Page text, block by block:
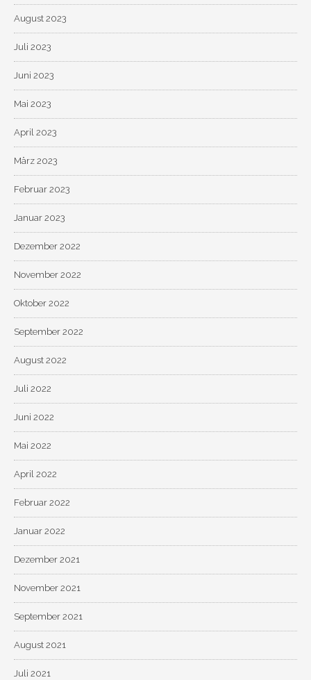
August 2023
Juli 2023
Juni 2023
Mai 2023
April 2023
März 2023
Februar 2023
Januar 2023
Dezember 2022
November 2022
Oktober 2022
September 2022
August 2022
Juli 2022
Juni 2022
Mai 2022
April 2022
Februar 2022
Januar 2022
Dezember 2021
November 2021
September 2021
August 2021
Juli 2021